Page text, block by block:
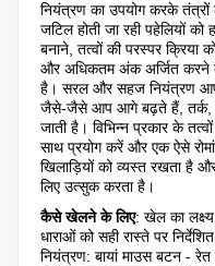
नियंत्रण का उपयोग करके
जटिल होती जा रही पहेलियों को
बनाने, तत्वों की परस्पर
और अधिकतम अंक अर्जित करने
है। सरल और सहज नियंत्रण
जैसे-जैसे आप आगे बढ़ते हैं, तर्क,
जाती है। विभिन्न प्रकार के
साथ प्रयोग करें और एक ऐसे
खिलाड़ियों को व्यस्त रखता है
लिए उत्सुक करता है।
कैसे खेलने के लिए: खेल का
धाराओं को सही रास्ते पर
नियंत्रण: बायां माउस बटन -